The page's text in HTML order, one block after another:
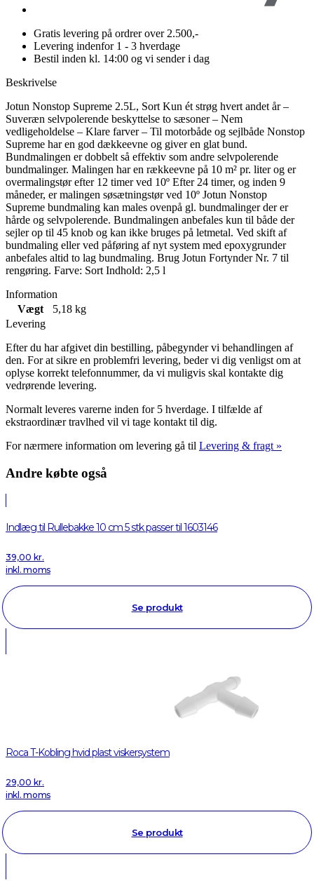
Gratis levering på ordrer over 2.500,-
Levering indenfor 1 - 3 hverdage
Bestil inden kl. 14:00 og vi sender i dag
Beskrivelse
Jotun Nonstop Supreme 2.5L, Sort Kun ét strøg hvert andet år –
Suveræn selvpolerende beskyttelse to sæsoner – Nem
vedligeholdelse – Klare farver – Til motorbåde og sejlbåde Nonstop
Supreme har en god dækkeevne og giver en glat bund.
Bundmalingen er dobbelt så effektiv som andre selvpolerende
bundmalinger. Malingen har en rækkeevne på 10 m² pr. liter og er
overmalingstør efter 12 timer ved 10º Efter 24 timer, og inden 9
måneder, er malingen søsætningstør ved 10º Jotun Nonstop
Supreme bundmaling kan males ovenpå gl. bundmalinger der er
hårde og selvpolerende. Bundmalingen anbefales kun til både der
sejler op til 45 knob og kan ikke bruges på letmetal. Ved skift af
bundmaling eller ved påføring af nyt system med epoxygrunder
anbefales altid to lag bundmaling. Brug Jotun Fortynder Nr. 7 til
rengøring. Farve: Sort Indhold: 2,5 l
Information
Vægt
5,18 kg
Levering
Efter du har afgivet din bestilling, påbegynder vi behandlingen af
den. For at sikre en problemfri levering, beder vi dig venligst om at
oplyse korrekt telefonnummer, da vi muligvis skal kontakte dig
vedrørende levering.
Normalt leveres varerne inden for 5 hverdage. I tilfælde af
ekstraordinær travlhed vil vi tage kontakt til dig.
For nærmere information om levering gå til Levering & fragt »
Andre købte også
Indlæg til Rullebakke 10 cm 5 stk passer til 1603146
39,00 kr.
inkl. moms
Se produkt
Roca T-Kobling hvid plast viskersystem
29,00 kr.
inkl. moms
Se produkt